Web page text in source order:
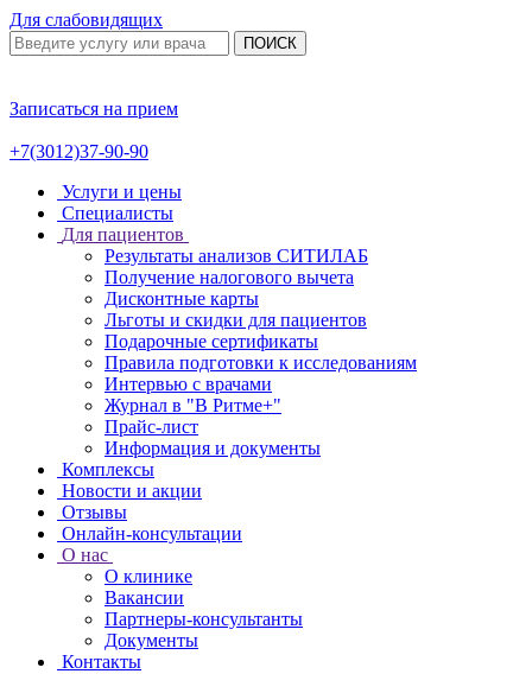
Для слабовидящих
ПОИСК
Записаться на прием
+7(3012)37-90-90
Услуги и цены
Специалисты
Для пациентов
Результаты анализов СИТИЛАБ
Получение налогового вычета
Дисконтные карты
Льготы и скидки для пациентов
Подарочные сертификаты
Правила подготовки к исследованиям
Интервью с врачами
Журнал в "В Ритме+"
Прайс-лист
Информация и документы
Комплексы
Новости и акции
Отзывы
Онлайн-консультации
О нас
О клинике
Вакансии
Партнеры-консультанты
Документы
Контакты